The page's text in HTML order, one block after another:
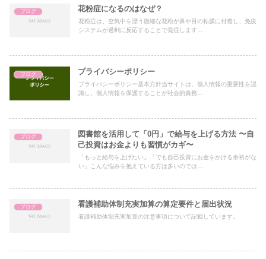
ブログ 花粉症になるのはなぜ？
花粉症は、空気中を漂う微細な花粉が鼻や目の粘膜に付着し、免疫
システムが過剰に反応することで発症します...
ブログ プライバシーポリシー
プライバシーポリシー基本方針当サイトは、個人情報の重要性を認
識し、個人情報を保護することが社会的責務...
ブログ
図書館を活用して「0円」で給与を上げる方法 〜自
己投資はお金よりも習慣がカギ〜
「もっと給与を上げたい」「でも自己投資にお金をかける余裕がな
い」こんな悩みを抱えている方は多いのでは...
ブログ 看護補助体制充実加算の算定要件と届出状況
看護補助体制充実加算の注意事項について記載しています。